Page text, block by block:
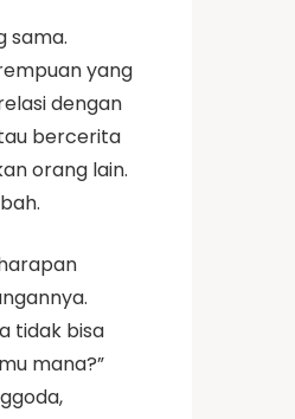
sama.
yang
dengan
bercerita
orang lain.
tidak bisa
mana?”